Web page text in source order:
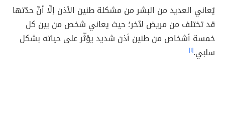
يُعاني العديد من البشر من مشكلة طنين الأذن إلّا أنّ حدّتها
قد تختلف من مريض لآخر؛ حيث يعاني شخص من بين كل
خمسة أشخاص من طنين أذن شديد يؤثّر على حياته بشكل
سلبي.[١]